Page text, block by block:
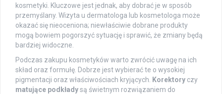
kosmetyki. Kluczowe jest jednak, aby dobrać je w sposób
przemyślany. Wizyta u dermatologa lub kosmetologa może
okazać się nieoceniona; niewłaściwie dobrane produkty
mogą bowiem pogorszyć sytuację i sprawić, że zmiany będą
bardziej widoczne.
Podczas zakupu kosmetyków warto zwrócić uwagę na ich
skład oraz formułę. Dobrze jest wybierać te o wysokiej
pigmentacji oraz właściwościach kryjących. Korektory czy
matujące podkładysą świetnym rozwiązaniem do